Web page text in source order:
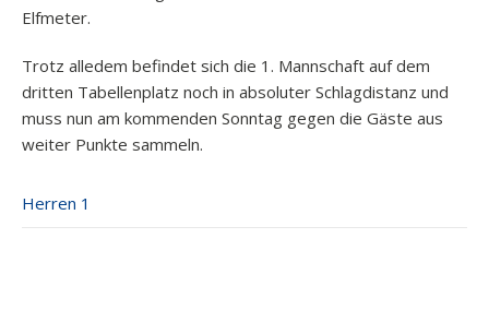
Elfmeter.
Trotz alledem befindet sich die 1. Mannschaft auf dem
dritten Tabellenplatz noch in absoluter Schlagdistanz und
muss nun am kommenden Sonntag gegen die Gäste aus
weiter Punkte sammeln.
Herren 1